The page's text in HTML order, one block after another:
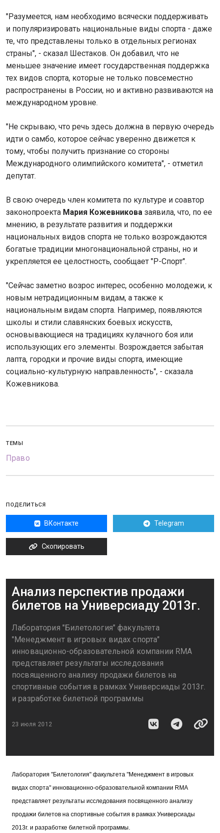
"Разумеется, нам необходимо всячески поддерживать
и популяризировать национальные виды спорта - даже
те, что представлены только в отдельных регионах
страны", - сказал Шестаков. Он добавил, что не
меньшее значение имеет государственная поддержка
тех видов спорта, которые не только повсеместно
распространены в России, но и активно развиваются на
международном уровне.
"Не скрываю, что речь здесь должна в первую очередь
идти о самбо, которое сейчас уверенно движется к
тому, чтобы получить признание со стороны
Международного олимпийского комитета", - отметил
депутат.
В свою очередь член комитета по культуре и соавтор
законопроекта Мария Кожевникова заявила, что, по ее
мнению, в результате развития и поддержки
национальных видов спорта не только возрождаются
богатые традиции многонациональной страны, но и
укрепляется ее целостность, сообщает "Р-Спорт".
"Сейчас заметно возрос интерес, особенно молодежи, к
новым нетрадиционным видам, а также к
национальным видам спорта. Например, появляются
школы и стили славянских боевых искусств,
основывающиеся на традициях кулачного боя или
использующих его элементы. Возрождается забытая
лапта, городки и прочие виды спорта, имеющие
социально-культурную направленность", - сказала
Кожевникова.
ТЕМЫ
Право
ПОДЕЛИТЬСЯ
ВКонтакте Telegram
Скопировать
Анализ перспектив продажи
билетов на Универсиаду 2013г.
Лаборатория "Билетология" факультета
"Менеджмент в игровых видах спорта"
инновационно-образовательной компании RMA
представляет результаты исследования
посвященного анализу продажи билетов на
спортивные события в рамках Универсиады 2013г.
и разработке билетной программы
23 июля 2012
Лаборатория "Билетология" факультета "Менеджмент в игровых
видах спорта" инновационно-образовательной компании RMA
представляет результаты исследования посвященного анализу
продажи билетов на спортивные события в рамках Универсиады
2013г. и разработке билетной программы.